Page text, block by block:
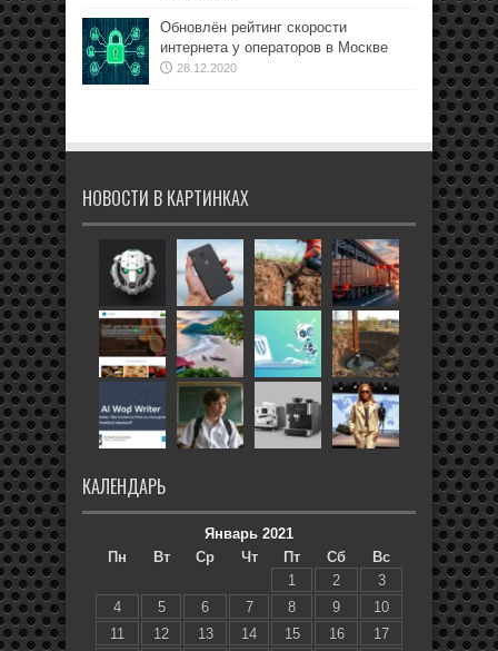
Обновлён рейтинг скорости
интернета у операторов в Москве
28.12.2020
НОВОСТИ В КАРТИНКАХ
КАЛЕНДАРЬ
Январь 2021
Пн
Вт Ср Чт Пт Сб
Вс
1
2
3
4
5 6 7 8 9
10
11
12 13 14 15 16 17